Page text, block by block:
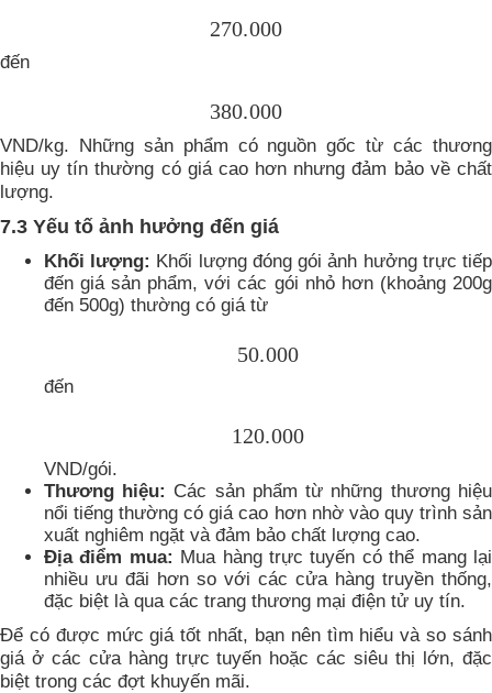
270.000
đến
380.000
VND/kg. Những sản phẩm có nguồn gốc từ các thương
hiệu uy tín thường có giá cao hơn nhưng đảm bảo về chất
lượng.
7.3 Yếu tố ảnh hưởng đến giá
Khối lượng: Khối lượng đóng gói ảnh hưởng trực tiếp
đến giá sản phẩm, với các gói nhỏ hơn (khoảng 200g
đến 500g) thường có giá từ
50.000
đến
120.000
VND/gói.
Thương hiệu: Các sản phẩm từ những thương hiệu
nổi tiếng thường có giá cao hơn nhờ vào quy trình sản
xuất nghiêm ngặt và đảm bảo chất lượng cao.
Địa điểm mua: Mua hàng trực tuyến có thể mang lại
nhiều ưu đãi hơn so với các cửa hàng truyền thống,
đặc biệt là qua các trang thương mại điện tử uy tín.
Để có được mức giá tốt nhất, bạn nên tìm hiểu và so sánh
giá ở các cửa hàng trực tuyến hoặc các siêu thị lớn, đặc
biệt trong các đợt khuyến mãi.